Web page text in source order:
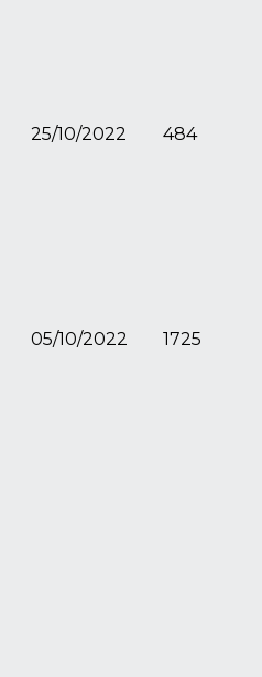
25/10/2022 484
05/10/2022 1725